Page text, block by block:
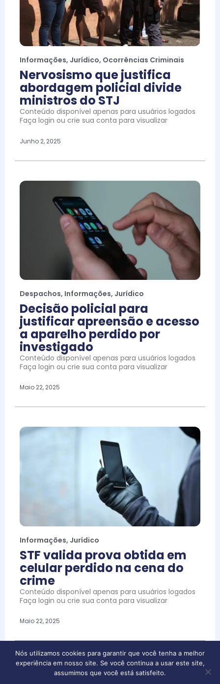
Informações, Jurídico, Ocorrências Criminais
Nervosismo que justifica
abordagem policial divide
ministros do STJ
Conteúdo disponível apenas para usuários logados
Faça login ou crie sua conta para visualizar
Junho 2, 2025
Despachos, Informações, Jurídico
Decisão policial para
justificar apreensão e acesso
a aparelho perdido por
investigado
Conteúdo disponível apenas para usuários logados
Faça login ou crie sua conta para visualizar
Maio 22, 2025
Informações, Jurídico
STF valida prova obtida em
celular perdido na cena do
crime
Conteúdo disponível apenas para usuários logados
Faça login ou crie sua conta para visualizar
Maio 22, 2025
Nós utilizamos cookies para garantir que você tenha a melhor
experiência em nosso site. Se você continua a usar este site,
assumimos que você está satisfeito.